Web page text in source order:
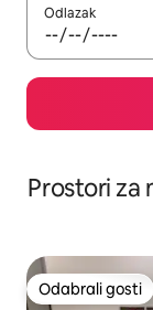
Odlazak
Prostori za
Odabrali gosti
Odabrali gosti